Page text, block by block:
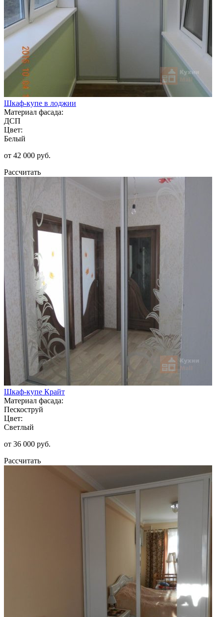
Шкаф-купе в лоджии
Материал фасада:
ДСП
Цвет:
Белый
от 42 000 руб.
Рассчитать
Шкаф-купе Крайт
Материал фасада:
Пескоструй
Цвет:
Светлый
от 36 000 руб.
Рассчитать